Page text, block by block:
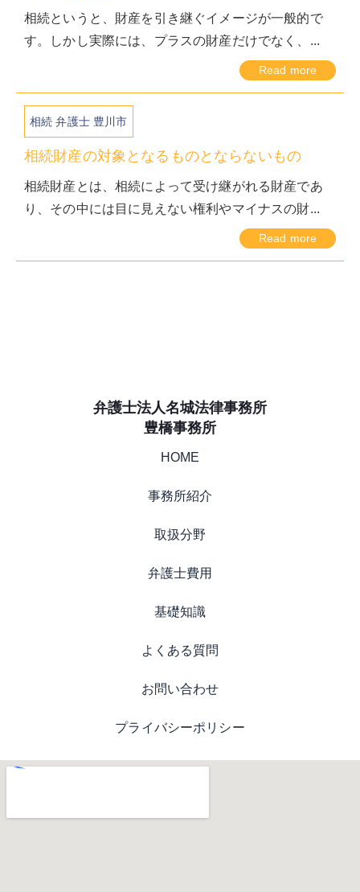
相続というと、財産を引き継ぐイメージが一般的で
す。しかし実際には、プラスの財産だけでなく、...
Read more
相続 弁護士 豊川市
相続財産の対象となるものとならないもの
相続財産とは、相続によって受け継がれる財産であ
り、その中には目に見えない権利やマイナスの財...
Read more
弁護士法人名城法律事務所
豊橋事務所
HOME
事務所紹介
取扱分野
弁護士費用
基礎知識
よくある質問
お問い合わせ
プライバシーポリシー